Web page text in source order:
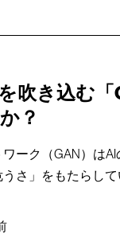
吹き込む
？
ーク（GAN）は
さ」をもたらし